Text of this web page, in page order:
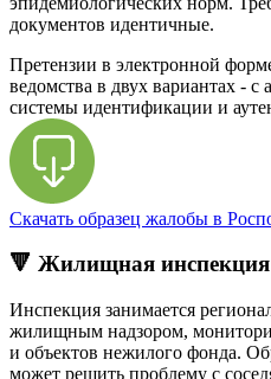
документов идентичные.
Претензии в электронной
ведомства в двух вариантах -
системы идентификации и
Скачать образец жалобы в
🔻 Жилищная инспекция
Инспекция занимается
жилищным надзором,
и объектов нежилого фонда.
может решить проблему с